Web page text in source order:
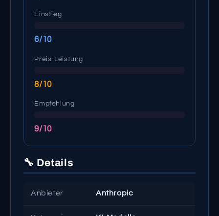
Einstieg
6/10
Preis-Leistung
8/10
Empfehlung
9/10
🔧 Details
Anbieter Anthropic